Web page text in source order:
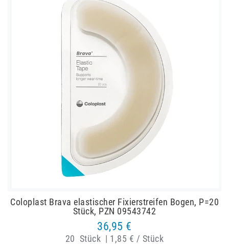
Coloplast Brava elastischer Fixierstreifen Bogen, P=20
Stück, PZN 09543742
36,95 €
20 Stück | 1,85 € / Stück